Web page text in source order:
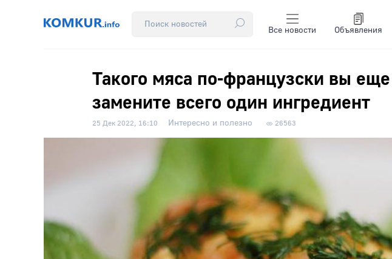
Все новости Объявления
Такого мяса по-французски вы
замените всего один ингредиент
25 Дек 2022, 16:10 Интересно и полезно 26563